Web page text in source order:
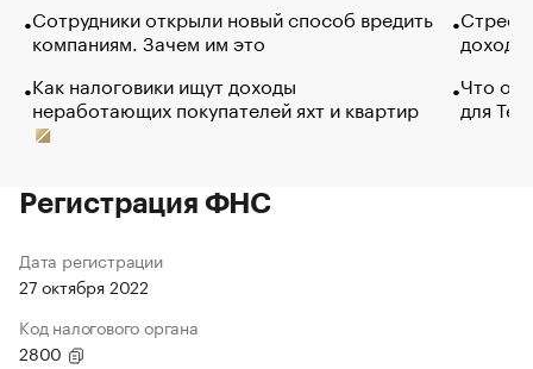
Сотрудники открыли новый способ вредить
компаниям. Зачем им это
Как налоговики ищут доходы
неработающих покупателей яхт и квартир
Что
для
Регистрация ФНС
Дата регистрации
27 октября 2022
Код налогового органа
2800